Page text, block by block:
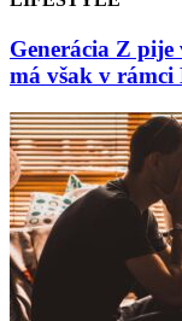
Generácia Z pije
má však v rámci